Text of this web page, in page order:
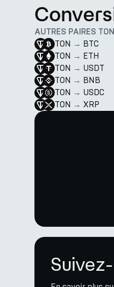
AUTRES PAIRES TON
TON → BTC
TON → ETH
TON → USDT
TON → BNB
TON → USDC
TON → XRP